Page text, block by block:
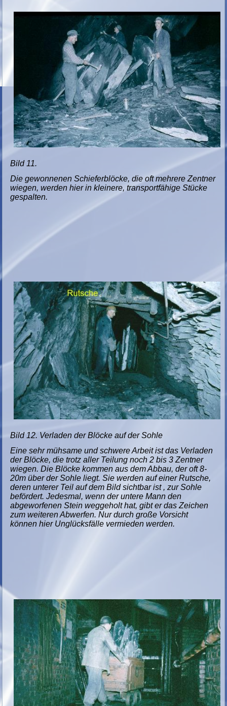
Bild 11.
Die gewonnenen Schieferblöcke, die oft mehrere Zentner
wiegen, werden hier in kleinere, transportfähige Stücke
gespalten.
Bild 12. Verladen der Blöcke auf der Sohle
Eine sehr mühsame und schwere Arbeit ist das Verladen
der Blöcke, die trotz aller Teilung noch 2 bis 3 Zentner
wiegen. Die Blöcke kommen aus dem Abbau, der oft 8-
20m über der Sohle liegt. Sie werden auf einer Rutsche,
deren unterer Teil auf dem Bild sichtbar ist , zur Sohle
befördert. Jedesmal, wenn der untere Mann den
abgeworfenen Stein weggeholt hat, gibt er das Zeichen
zum weiteren Abwerfen. Nur durch große Vorsicht
können hier Unglücksfälle vermieden werden.